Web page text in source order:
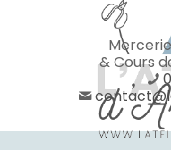
& Cours